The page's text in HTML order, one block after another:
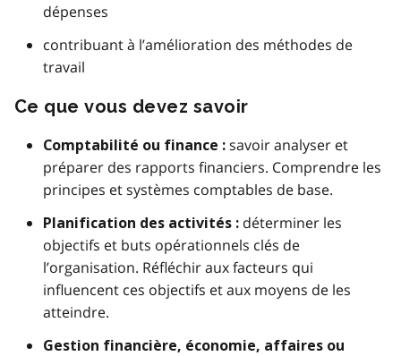
dépenses
contribuant à l’amélioration des méthodes de
travail
Ce que vous devez savoir
Comptabilité ou finance : savoir analyser et
préparer des rapports financiers. Comprendre les
principes et systèmes comptables de base.
Planification des activités : déterminer les
objectifs et buts opérationnels clés de
l’organisation. Réfléchir aux facteurs qui
influencent ces objectifs et aux moyens de les
atteindre.
Gestion financière, économie, affaires ou